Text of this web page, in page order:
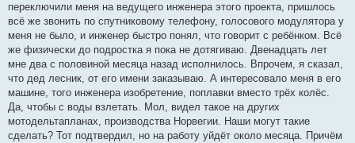
переключили меня на ведущего инженера этого проекта, пришлось
всё же звонить по спутниковому телефону, голосового модулятора у
меня не было, и инженер быстро понял, что говорит с ребёнком. Всё
же физически до подростка я пока не дотягиваю. Двенадцать лет
мне два с половиной месяца назад исполнилось. Впрочем, я сказал,
что дед лесник, от его имени заказываю. А интересовало меня в его
машине, того инженера изобретение, поплавки вместо трёх колёс.
Да, чтобы с воды взлетать. Мол, видел такое на других
мотодельтапланах, производства Норвегии. Наши могут такие
сделать? Тот подтвердил, но на работу уйдёт около месяца. Причём